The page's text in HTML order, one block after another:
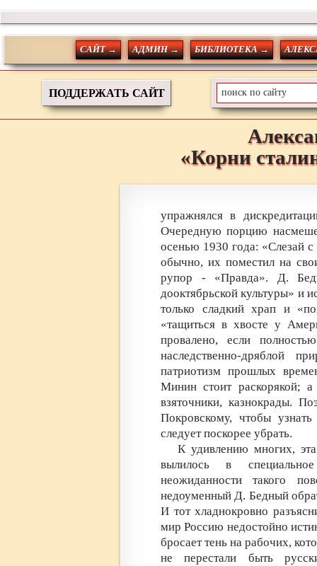
САЙТ → АДМИН → БИБЛИОТЕКА →
ПОДДЕРЖАТЬ САЙТ
«Корни
упражнялся в
Очередную порцию
осенью 1930 года: «Слезай
обычно, их поместил на
рупор - «Правда». Д.
дооктябрьской культуры» и
только сладкий храп и
«тащиться в хвосте у
провалено, если
наследственно-дряблой
патриотизм прошлых
Минин стоит раскорякой;
взяточники, казнокрады.
Покровскому, чтобы
следует поскорее убрать.
К удивлению многих,
вылилось в
неожиданности такого
недоуменный Д. Бедный
И тот хладнокровно
мир Россию недостойно
бросает тень на рабочих,
не перестали быть